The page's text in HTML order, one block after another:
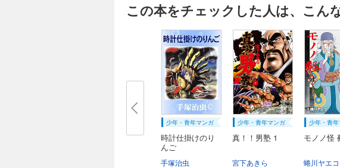
この本をチェックした人は、こん
少年・青年マンガ
時計仕掛けのり
んご
手塚治虫
少年・青年マンガ
真！！男塾 1
宮下あきら
少年・青
モノノ怪
蜷川ヤエコ